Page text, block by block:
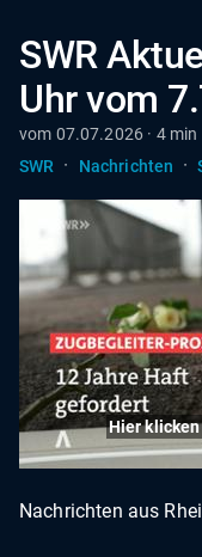
SWR
Uhr vom
vom 07.07.2026 · 4 min
SWR
· Nachrichten ·
Hier
Nachrichten aus